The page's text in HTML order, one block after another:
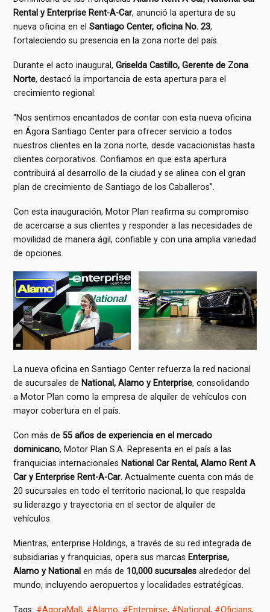
Rental y Enterprise Rent-A-Car, anunció la apertura de su
nueva oficina en elSantiago Center, oficina No. 23,
fortaleciendo su presencia en la zona norte del país.
Durante el acto inaugural,Griselda Castillo, Gerente de Zona
Norte, destacó la importancia de esta apertura para el
crecimiento regional:
“Nos sentimos encantados de contar con esta nueva oficina
en Ágora Santiago Center para ofrecer servicio a todos
nuestros clientes en la zona norte, desde vacacionistas hasta
clientes corporativos. Confiamos en que esta apertura
contribuirá al desarrollo de la ciudad y se alinea con el gran
plan de crecimiento de Santiago de los Caballeros”.
Con esta inauguración, Motor Plan reafirma su compromiso
de acercarse a sus clientes y responder a las necesidades de
movilidad de manera ágil, confiable y con una amplia variedad
de opciones.
La nueva oficina en Santiago Center refuerza la red nacional
de sucursales de National, Alamo y Enterprise, consolidando
a Motor Plan como la empresa de alquiler de vehículos con
mayor cobertura en el país.
Con más de55 años de experiencia en el mercado
dominicano, Motor Plan S.A. Representa en el país a las
franquicias internacionales National Car Rental, Alamo Rent A
Car y Enterprise Rent-A-Car . Actualmente cuenta con más de
20 sucursales en todo el territorio nacional, lo que respalda
su liderazgo y trayectoria en el sector de alquiler de
vehículos.
Mientras, enterprise Holdings, a través de su red integrada de
subsidiarias y franquicias, opera sus marcas Enterprise,
Alamo y National en más de 10,000 sucursales alrededor del
mundo, incluyendo aeropuertos y localidades estratégicas.
Tags: #AgoraMall, #Alamo, #Enterpirse, #National, #Oficians,